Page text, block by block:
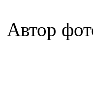
Автор